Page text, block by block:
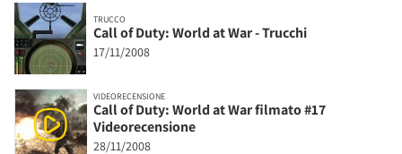
TRUCCO
Call of Duty: World at War - Trucchi
17/11/2008
VIDEORECENSIONE
Call of Duty: World at War filmato #17
Videorecensione
28/11/2008